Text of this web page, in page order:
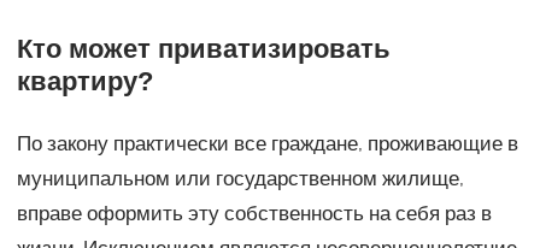
Кто может приватизировать
квартиру?
По закону практически все граждане, проживающие в
муниципальном или государственном жилище,
вправе оформить эту собственность на себя раз в